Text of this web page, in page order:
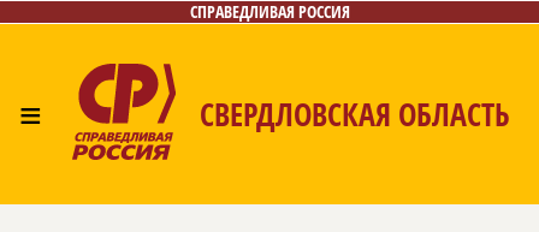
СПРАВЕДЛИВАЯ РОССИЯ
≡ СВЕРДЛОВСКАЯ ОБЛАСТЬ